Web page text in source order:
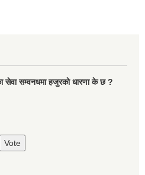
सेवा सम्वनधमा हजुरकाे धारणा के छ ?